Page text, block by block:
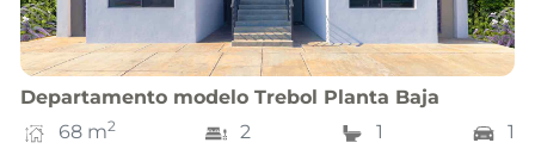
Departamento modelo Trebol Planta Baja
68 m2 2 1
1